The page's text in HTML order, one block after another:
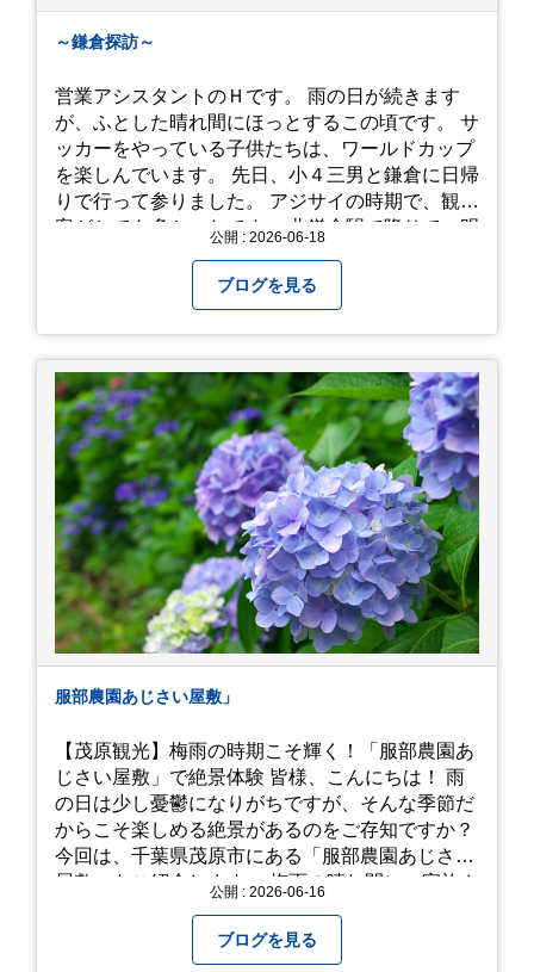
～鎌倉探訪～
営業アシスタントのＨです。 雨の日が続きます
が、ふとした晴れ間にほっとするこの頃です。 サ
ッカーをやっている子供たちは、ワールドカップ
を楽しんでいます。 先日、小４三男と鎌倉に日帰
りで行って参りました。 アジサイの時期で、観光
客がとても多かったです。 北鎌倉駅で降りて、明
器を購入⇒お昼ご飯⇒鶴岡八幡宮⇒江ノ電で大仏
へ。 江ノ島は時間切れで断念！ 明月院のアジサ
イは白にフチが紫のが特に素敵だと思いました。
中１次男が小学校の修学旅行で鎌倉に行った時に
お昼を食べてお勧めという「玉子焼おざわ」のだ
し巻き卵はとてもおいしかったです。 鶴岡八幡宮
のハスは時期が早かったですが、来月は見事だろ
うなぁ。 それでは、皆さん、梅雨冷えの日もござ
いますが、お元気でお過ごし下さい。
公開 : 2026-06-18
ブログを見る
服部農園あじさい屋敷」
【茂原観光】梅雨の時期こそ輝く！「服部農園あ
じさい屋敷」で絶景体験 皆様、こんにちは！ 雨
の日は少し憂鬱になりがちですが、そんな季節だ
からこそ楽しめる絶景があるのをご存知ですか？
今回は、千葉県茂原市にある「服部農園あじさい
屋敷」をご紹介します。 梅雨の晴れ間に、家族や
め尽くす「あじさい」 服部農園あじさい屋敷の魅
公開 : 2026-06-16
ブログを見る